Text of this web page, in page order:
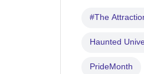
#The
Haunted
PrideMonth